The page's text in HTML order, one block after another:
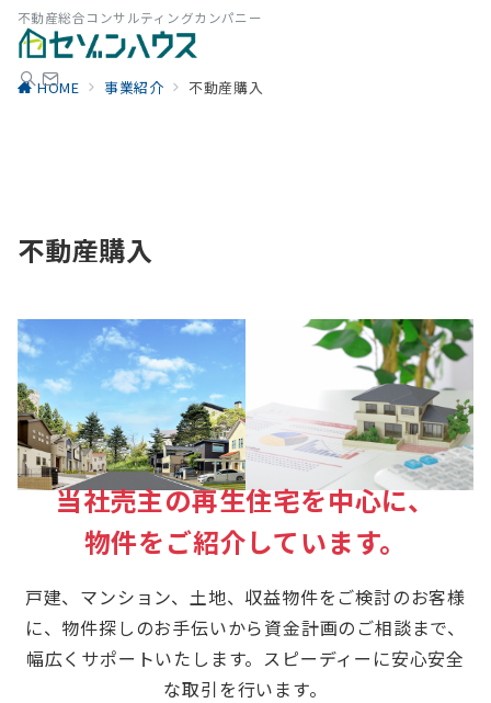
不動産総合コンサルティングカンパニー
HOME 事業紹介 不動産購入
不動産購入
当社売主の再生住宅を中心に、
物件をご紹介しています。
戸建、マンション、土地、収益物件をご検討のお客様
に、物件探しのお手伝いから資金計画のご相談まで、
幅広くサポートいたします。スピーディーに安心安全
な取引を行います。